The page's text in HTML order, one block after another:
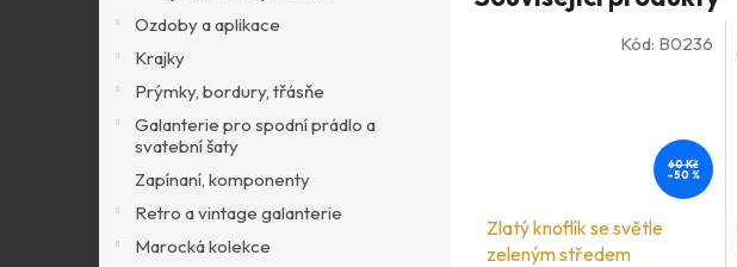
Ozdoby a aplikace
Krajky
Prýmky, bordury, třásňe
Galanterie pro spodní prádlo a
svatební šaty
Zapínaní, komponenty
Retro a vintage galanterie
Marocká kolekce
60 Kč
–50 %
Zlatý knoflík se světle
zeleným středem
Kód: B0236